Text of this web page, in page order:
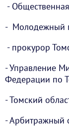
-
- Молодежный
- прокурор
- Управление
Федерации по
- Томский
- Арбитражный